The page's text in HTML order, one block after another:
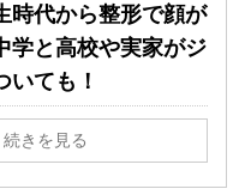
時代から整形で顔が
学と高校や実家がジ
いても！
続きを見る